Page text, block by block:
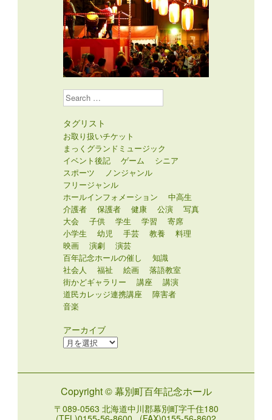
Search
タグリスト
お取り扱いチケット
まっくグランドミュージック
イベント後記
ゲーム
シニア
スポーツ
ノンジャンル
フリージャンル
ホールインフォメーション
中高生
介護者
保護者 健康 公演
写真
大会
子供 学生 学習
寄席
小学生
幼児 手芸 教養
料理
映画
演劇
演芸
百年記念ホールの催し
知識
社会人
福祉 絵画
落語教室
街かどギャラリー
講座
講演
道民カレッジ連携講座
障害者
音楽
アーカイブ
ア
ブ
Copyright © 幕別町百年記念ホール
〒089-0563 北海道中川郡幕別町字千住180